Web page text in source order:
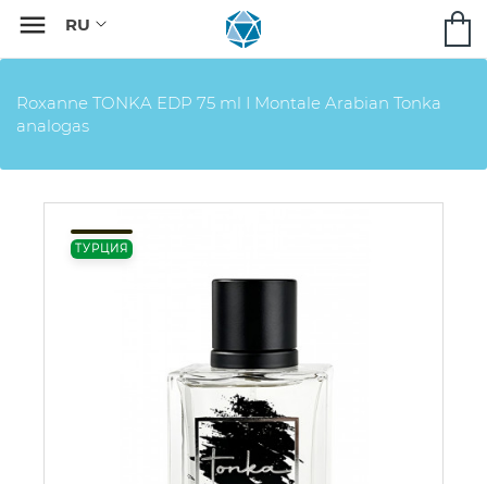

Roxanne TONKA EDP 75 ml I Montale Arabian Tonka
analogas
ТУРЦИЯ